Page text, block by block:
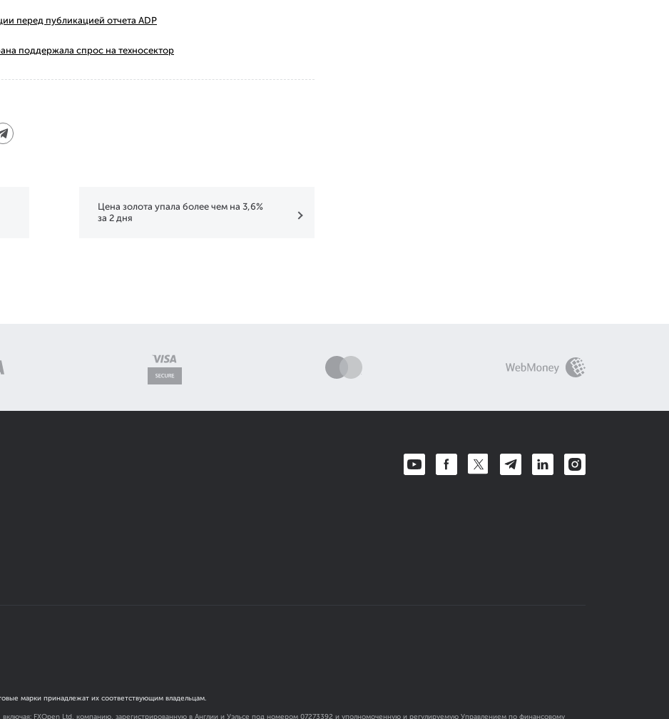
перед публикацией отчета ADP
поддержала спрос на техносектор
Цена золота упала более чем на 3,6%
за 2 дня
марки принадлежат их соответствующим владельцам.
FXOpen Ltd, компанию, зарегистрированную в Англии и Уэльсе под номером 07273392 и уполномоченную и регулируемую Управлением по финансовому